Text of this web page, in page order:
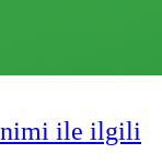
ile ilgili